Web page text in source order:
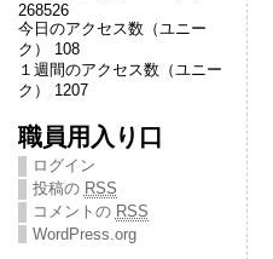
268526
今日のアクセス数（ユニー
ク） 108
１週間のアクセス数（ユニー
ク） 1207
職員用入り口
ログイン
投稿の RSS
コメントの RSS
WordPress.org